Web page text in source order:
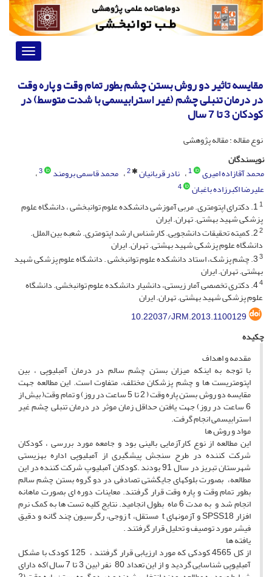
Toggle
مقایسه تاثیر دو روش بستن چشم بطور تمام وقت و پاره وقت
در درمان تنبلی چشم (غیر استرابیسمی با شدت متوسط) در
کودکان 3 تا 7 سال
نوع مقاله : مقاله پژوهشی
نویسندگان
محمد آقازاده امیری
1 نادر قربانیان 2 محمد قاسمی برومند 3
علیرضا اکبرزاده باغبان
4
1 1. دکترای اپتومتری. مربی آموزشی دانشکده علوم توانبخشی ، دانشگاه علوم
پزشکی شهید بهشتی. تهران. ایران
2 2. کمیته تحقیقات دانشجویی. کارشناس ارشد اپتومتری. شعبه بین الملل.
دانشگاه علوم پزشکی شهید بهشتی. تهران. ایران
3 3. چشم پزشک، استاد دانشکده علوم توانبخشی . دانشگاه علوم پزشکی شهید
بهشتی. تهران. ایران
4 4. دکتری تخصصی آمار زیستی، دانشیار دانشکده علوم توانبخشی. دانشگاه
علوم پزشکی شهید بهشتی. تهران. ایران
10.22037/JRM.2013.1100129
چکیده
مقدمه و اهداف
با توجه به اینکه میزان بستن چشم سالم در درمان آمبلیوپی ، بین
اپتومتریست ها و چشم پزشکان مختلف، متفاوت است. این مطالعه جهت
مقایسه دو روش بستن پاره وقت ( 2 تا 5 ساعت در روز) و تمام وقت( بیش از
6 ساعت در روز) جهت یافتن حداقل زمان موثر در درمان تنبلی چشم غیر
استرابیسمی انجام گرفت.
مواد و روش ها
این مطالعه از نوع کارآزمایی بالینی بود و جامعه مورد بررسی ، کودکان
شرکت کننده در طرح سنجش پیشگیری از آمبلیوپی اداره بهزیستی
شهرستان تبریز در سال 91 بودند .کودکان آمبلیوپ شرکت کننده در این
مطالعه، بصورت بلوکهای جایگشتی تصادفی در دو گروه بستن چشم سالم
بطور تمام وقت و پاره وقت قرار گرفتند. معاینات دوره ای بصورت ماهانه
انجام شد و به مدت 6 ماه بطول انجامید. نتایج کلیه تست ها به کمک نرم
افزار SPSS18 و آزمونهای t مستقل، t زوجی، رگرسیون چند گانه و دقیق
فیشر مورد توصیف و تحلیل قرار گرفتند .
یافته ها
از کل 4565 کودکی که مورد ارزیابی قرار گرفتند ، 125 کودک با مشکل
آمبلیوپی شناسایی گردید و از این تعداد 80 نفر (بین 3 تا 7 سال)که دارای